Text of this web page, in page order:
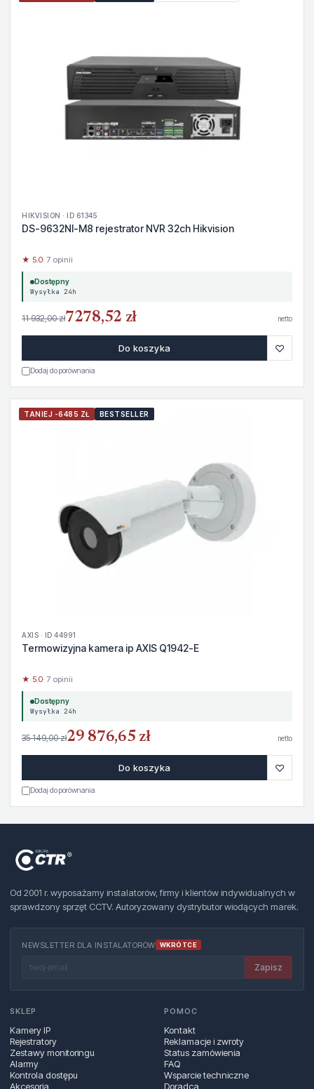
HIKVISION · ID 61345
DS-9632NI-M8 rejestrator NVR 32ch Hikvision
★ 5.0· 7 opinii
Dostępny
Wysyłka 24h
11 932,00 zł7278,52 zł netto
Do koszyka ♡
Dodaj do porównania
TANIEJ -6485 ZŁ BESTSELLER
AXIS · ID 44991
Termowizyjna kamera ip AXIS Q1942-E
★ 5.0· 7 opinii
Dostępny
Wysyłka 24h
35 149,00 zł29 876,65 zł netto
Do koszyka ♡
Dodaj do porównania
Od 2001 r. wyposażamy instalatorów, firmy i klientów indywidualnych w
sprawdzony sprzęt CCTV. Autoryzowany dystrybutor wiodących marek.
NEWSLETTER DLA INSTALATORÓW WKRÓTCE
Zapisz
SKLEP
Kamery IP
Rejestratory
Zestawy monitoringu
Alarmy
Kontrola dostępu
Akcesoria
POMOC
Kontakt
Reklamacje i zwroty
Status zamówienia
FAQ
Wsparcie techniczne
Doradca